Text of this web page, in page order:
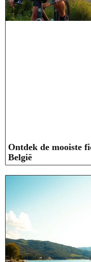
Ontdek de mooiste
België